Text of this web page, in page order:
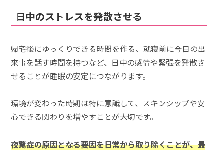
日中のストレスを発散させる
帰宅後にゆっくりできる時間を作る、就寝前に今日の出
来事を話す時間を持つなど、日中の感情や緊張を発散さ
せることが睡眠の安定につながります。
環境が変わった時期は特に意識して、スキンシップや安
心できる関わりを増やすことが大切です。
夜驚症の原因となる要因を日常から取り除くことが、最